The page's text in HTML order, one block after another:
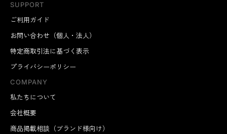
SUPPORT
ご利用ガイド
お問い合わせ（個人・法人）
特定商取引法に基づく表示
プライバシーポリシー
COMPANY
私たちについて
会社概要
商品掲載相談（ブランド様向け）